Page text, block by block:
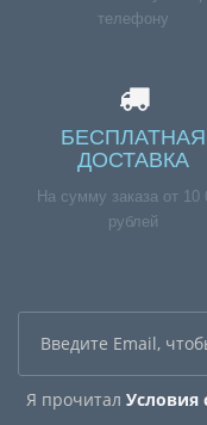
телефону
БЕСПЛАТНАЯ
ДОСТАВКА
На сумму заказа от 10
рублей
Я прочитал Условия